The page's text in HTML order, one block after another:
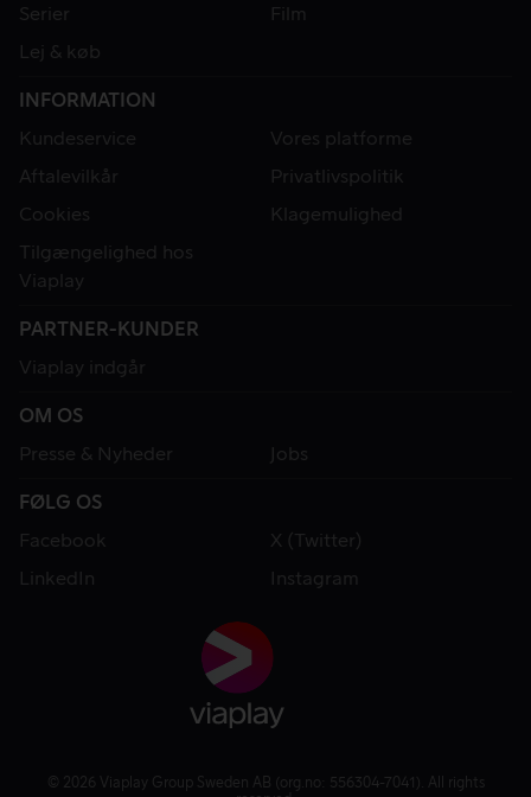
Serier
Film
Lej & køb
INFORMATION
Kundeservice
Vores platforme
Aftalevilkår
Privatlivspolitik
Cookies
Klagemulighed
Tilgængelighed hos
Viaplay
PARTNER-KUNDER
Viaplay indgår
OM OS
Presse & Nyheder
Jobs
FØLG OS
Facebook
X (Twitter)
LinkedIn
Instagram
© 2026 Viaplay Group Sweden AB (org.no: 556304-7041). All rights